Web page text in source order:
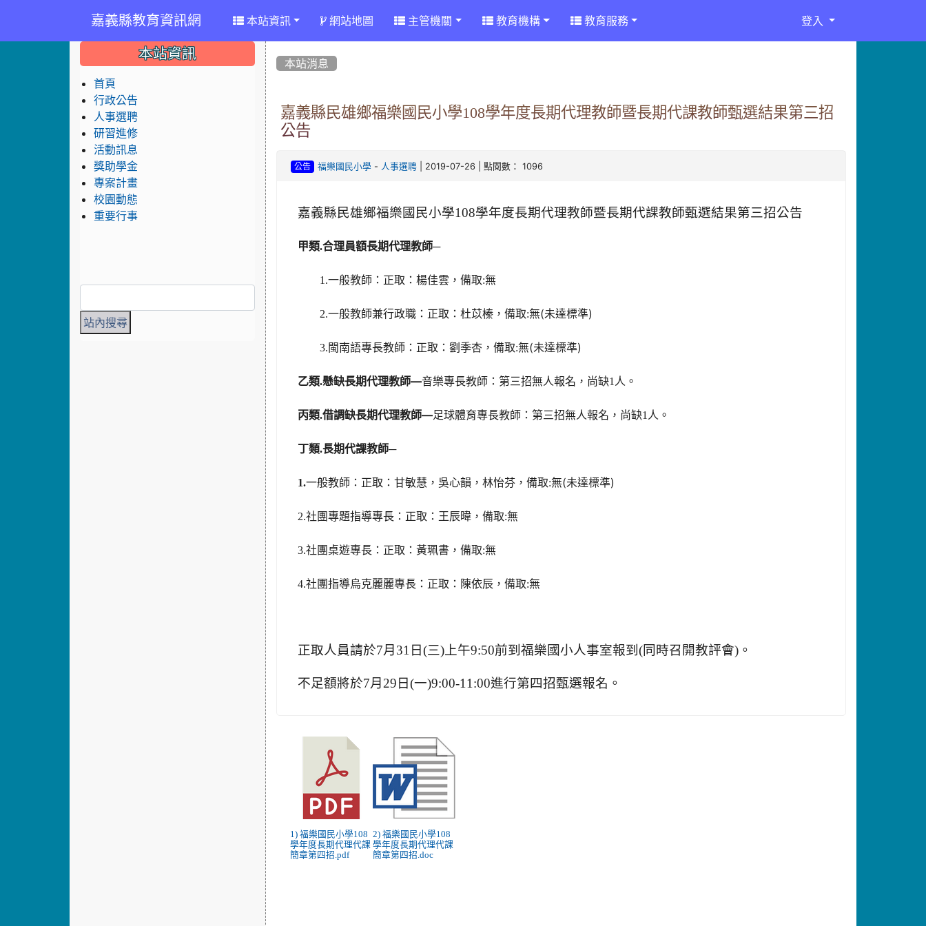
嘉義縣教育資訊網 本站資訊 網站地圖 主管機關 教育機構 教育服務 登入
本站消息
嘉義縣民雄鄉福樂國民小學108學年度長期代理教師暨長期代課教師甄選結果第三招
公告
公告 福樂國民小學 - 人事選聘 | 2019-07-26 | 點閱數： 1096
嘉義縣民雄鄉福樂國民小學108學年度長期代理教師暨長期代課教師甄選結果第三招公告
甲類.合理員額長期代理教師─
1.一般教師：正取：楊佳雲，備取:無
2.一般教師兼行政職：正取：杜苡榛，備取:無(未達標準)
3.閩南語專長教師：正取：劉季杏，備取:無(未達標準)
乙類.懸缺長期代理教師—音樂專長教師：第三招無人報名，尚缺1 人。
丙類.借調缺長期代理教師—足球體育專長教師：第三招無人報名，尚缺1 人。
丁類.長期代課教師─
1.一般教師：正取：甘敏慧，吳心韻，林怡芬，備取:無(未達標準)
2.社團專題指導專長：正取：王辰暐，備取:無
3.社團桌遊專長：正取：黃珮書，備取:無
4.社團指導烏克麗麗專長：正取：陳依辰，備取:無
正取人員請於7月31日(三)上午9:50前到福樂國小人事室報到(同時召開教評會)。
不足額將於7月29日(一)9:00-11:00進行第四招甄選報名。
1) 福樂國民小學108
學年度長期代理代課
簡章第四招.pdf
2) 福樂國民小學108
學年度長期代理代課
簡章第四招.doc
::: 本站資訊
首頁
行政公告
人事選聘
研習進修
活動訊息
獎助學金
專案計畫
校園動態
重要行事